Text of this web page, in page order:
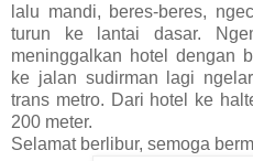
lalu mandi, beres-beres,
turun ke lantai dasar.
meninggalkan hotel dengan
ke jalan sudirman lagi
trans metro. Dari hotel ke
200 meter.
Selamat berlibur, semoga